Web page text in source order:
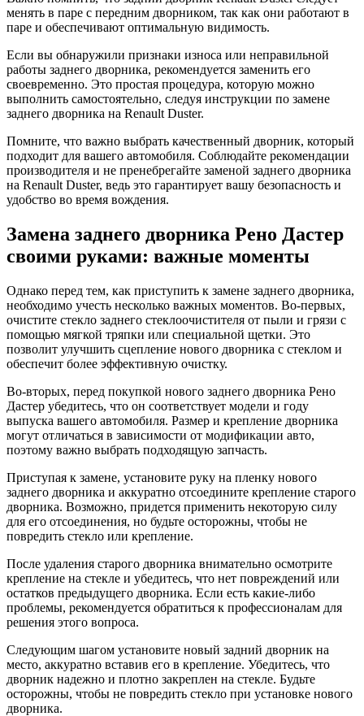
менять в паре с передним дворником, так как они работают в
паре и обеспечивают оптимальную видимость.
Если вы обнаружили признаки износа или неправильной
работы заднего дворника, рекомендуется заменить его
своевременно. Это простая процедура, которую можно
выполнить самостоятельно, следуя инструкции по замене
заднего дворника на Renault Duster.
Помните, что важно выбрать качественный дворник, который
подходит для вашего автомобиля. Соблюдайте рекомендации
производителя и не пренебрегайте заменой заднего дворника
на Renault Duster, ведь это гарантирует вашу безопасность и
удобство во время вождения.
Замена заднего дворника Рено Дастер
своими руками: важные моменты
Однако перед тем, как приступить к замене заднего дворника,
необходимо учесть несколько важных моментов. Во-первых,
очистите стекло заднего стеклоочистителя от пыли и грязи с
помощью мягкой тряпки или специальной щетки. Это
позволит улучшить сцепление нового дворника с стеклом и
обеспечит более эффективную очистку.
Во-вторых, перед покупкой нового заднего дворника Рено
Дастер убедитесь, что он соответствует модели и году
выпуска вашего автомобиля. Размер и крепление дворника
могут отличаться в зависимости от модификации авто,
поэтому важно выбрать подходящую запчасть.
Приступая к замене, установите руку на пленку нового
заднего дворника и аккуратно отсоедините крепление старого
дворника. Возможно, придется применить некоторую силу
для его отсоединения, но будьте осторожны, чтобы не
повредить стекло или крепление.
После удаления старого дворника внимательно осмотрите
крепление на стекле и убедитесь, что нет повреждений или
остатков предыдущего дворника. Если есть какие-либо
проблемы, рекомендуется обратиться к профессионалам для
решения этого вопроса.
Следующим шагом установите новый задний дворник на
место, аккуратно вставив его в крепление. Убедитесь, что
дворник надежно и плотно закреплен на стекле. Будьте
осторожны, чтобы не повредить стекло при установке нового
дворника.